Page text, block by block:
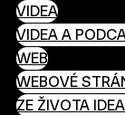
VIDEA
VIDEA A
WEB
WEBOVÉ
ZE ŽIVOTA